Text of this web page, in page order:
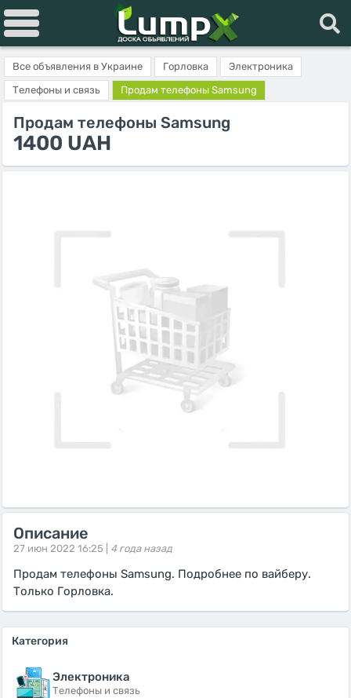
Все объявления в Украине Горловка
Электроника
Телефоны и связь
Продам телефоны Samsung
Продам телефоны Samsung
1400 UAH
Описание
27 июн 2022 16:25 | 4 года назад
Продам телефоны Samsung. Подробнее по вайберу.
Только Горловка.
Категория
Электроника
Телефоны и связь